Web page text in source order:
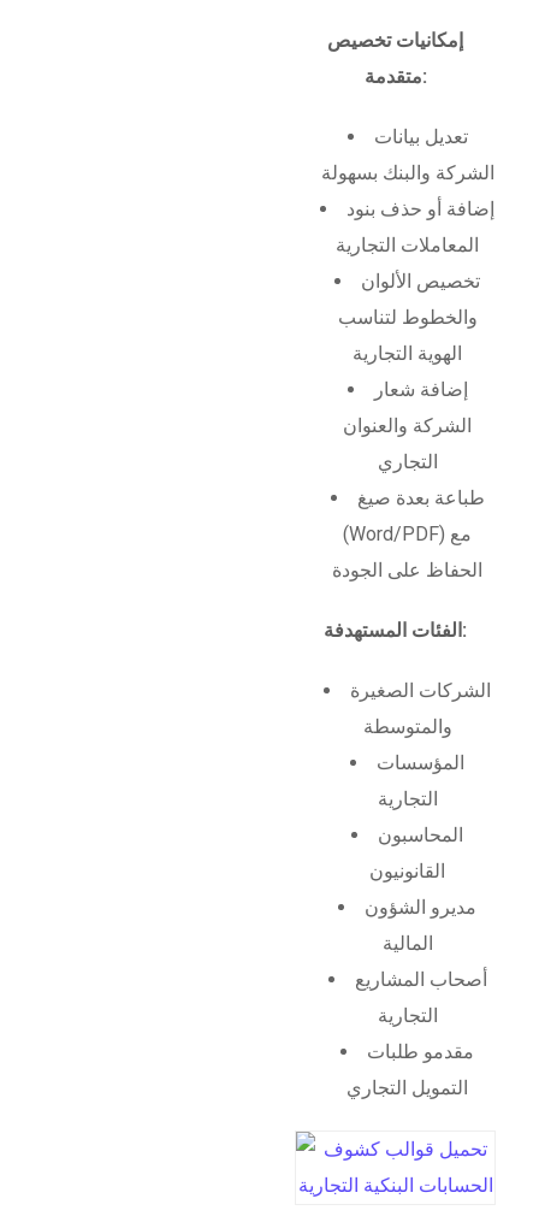
إمكانيات تخصيص
متقدمة:
تعديل بيانات
الشركة والبنك بسهولة
إضافة أو حذف بنود
المعاملات التجارية
تخصيص الألوان
والخطوط لتناسب
الهوية التجارية
إضافة شعار
الشركة والعنوان
التجاري
طباعة بعدة صيغ
(Word/PDF) مع
الحفاظ على الجودة
الفئات المستهدفة:
الشركات الصغيرة
والمتوسطة
المؤسسات
التجارية
المحاسبون
القانونيون
مديرو الشؤون
المالية
أصحاب المشاريع
التجارية
مقدمو طلبات
التمويل التجاري